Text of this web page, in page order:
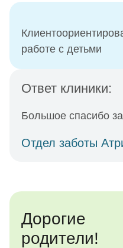
работе с детьми
Ответ клиники:
Большое спасибо
Отдел заботы
Дорогие
родители!